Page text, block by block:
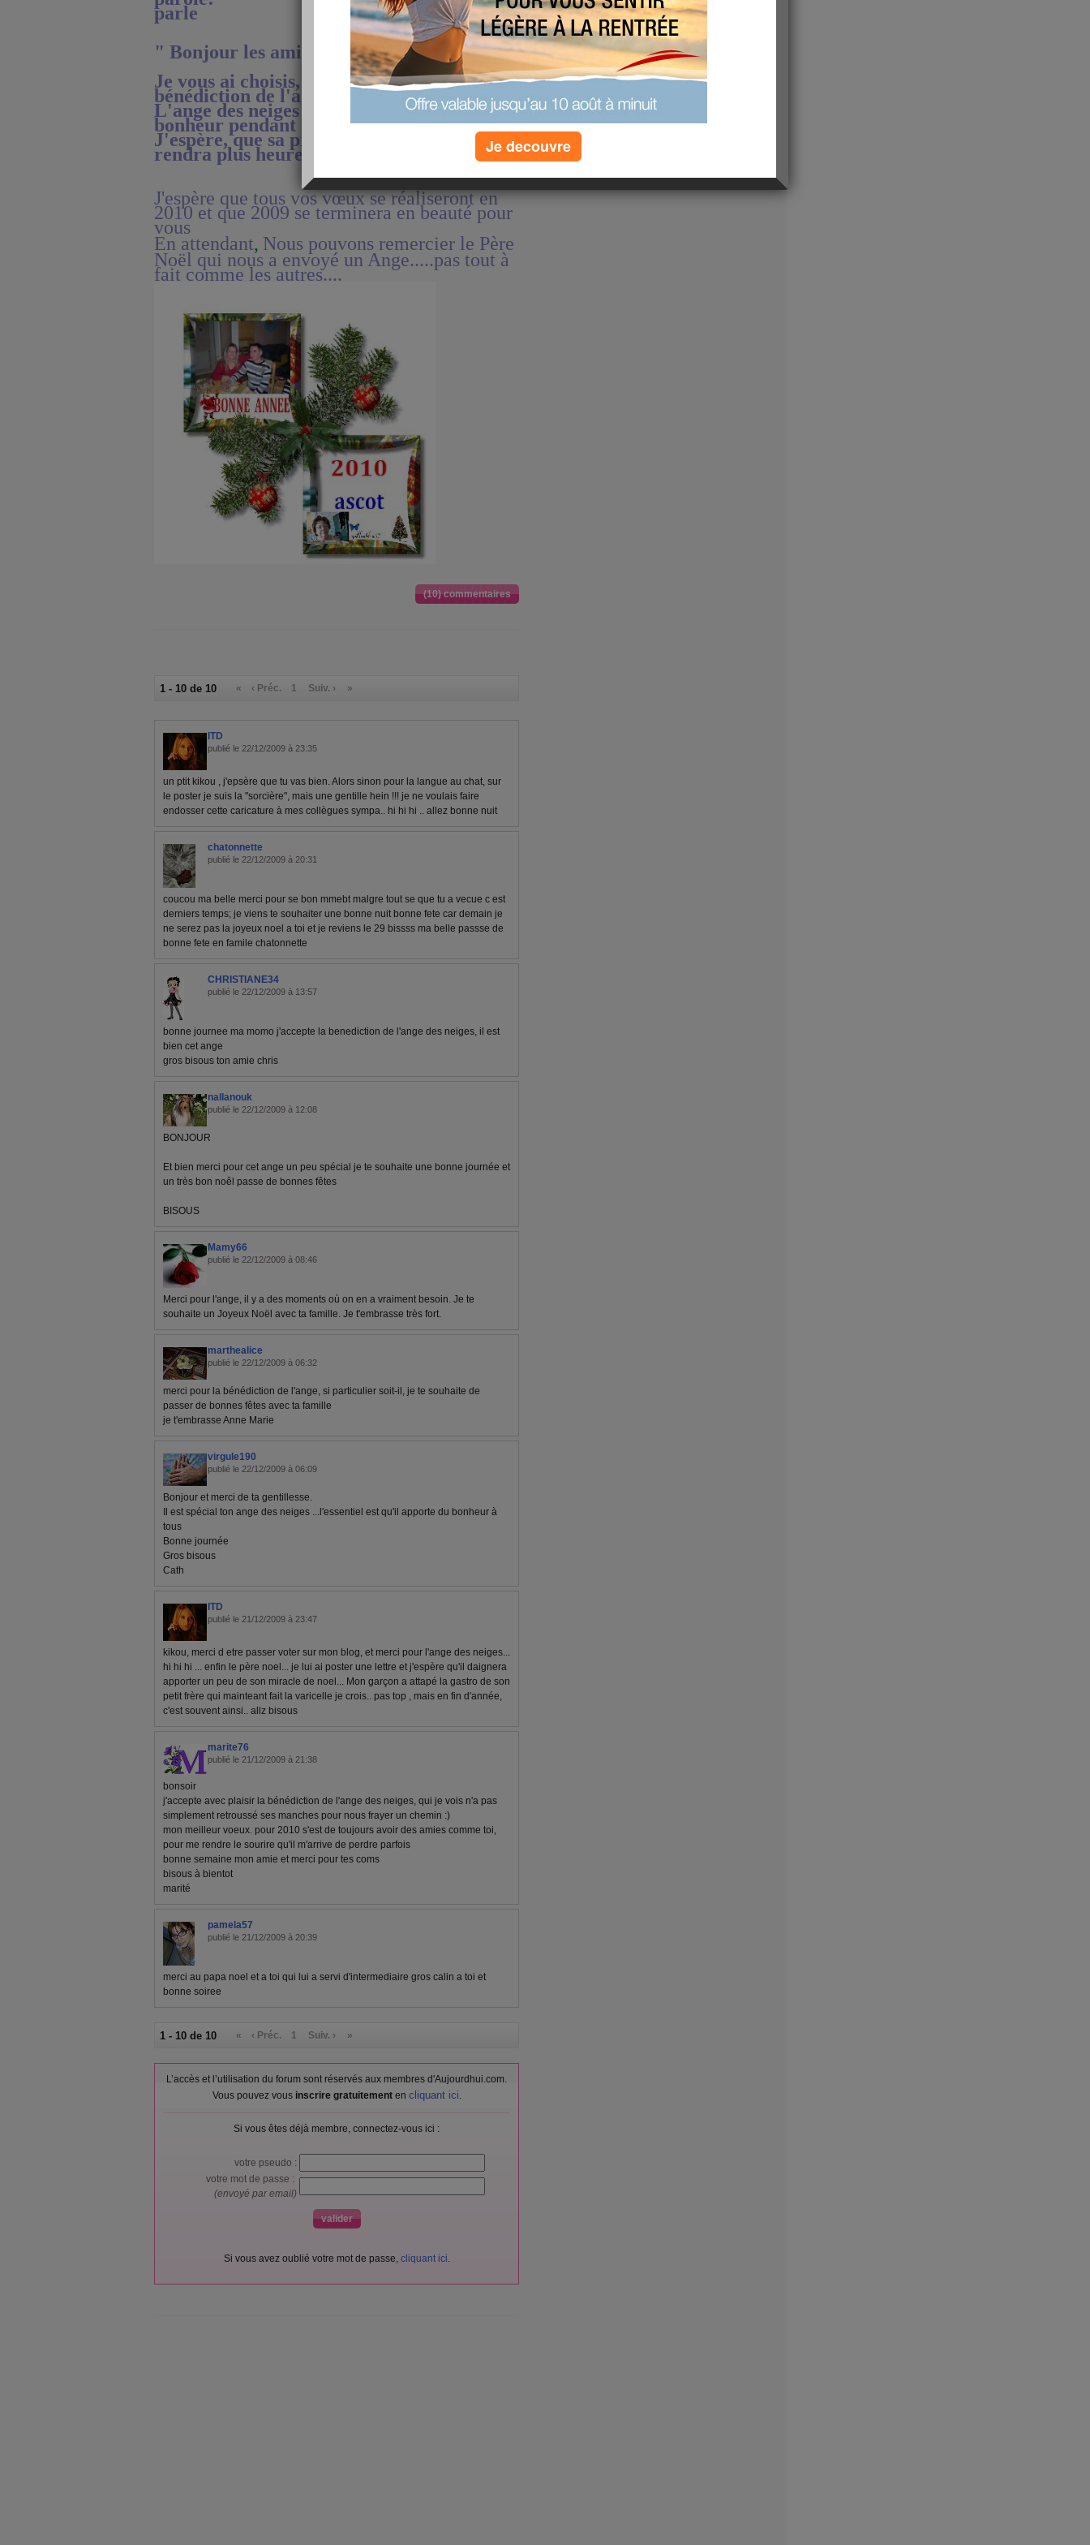
parle
" Bonjour les amis
Je vous ai choisis, pour recevoir la
bénédiction de l'ange des neiges !
L'ange des neiges vous apportera le
bonheur pendant toute une année !
J'espère, que sa présence à vos côtés vous
rendra plus heureux.
J'espère que tous vos vœux se réaliseront en
2010 et que 2009 se terminera en beauté pour
vous
En attendant, Nous pouvons remercier le Père
Noël qui nous a envoyé un Ange.....pas tout à
fait comme les autres....
(10) commentaires
1 - 10 de 10 « ‹ Préc. 1 Suiv. › »
ITD
publié le 22/12/2009 à 23:35
un ptit kikou , j'epsère que tu vas bien. Alors sinon pour la langue au chat, sur
le poster je suis la "sorcière", mais une gentille hein !!! je ne voulais faire
endosser cette caricature à mes collègues sympa.. hi hi hi .. allez bonne nuit
chatonnette
publié le 22/12/2009 à 20:31
coucou ma belle merci pour se bon mmebt malgre tout se que tu a vecue c est
derniers temps; je viens te souhaiter une bonne nuit bonne fete car demain je
ne serez pas la joyeux noel a toi et je reviens le 29 bissss ma belle passse de
bonne fete en famile chatonnette
CHRISTIANE34
publié le 22/12/2009 à 13:57
bonne journee ma momo j'accepte la benediction de l'ange des neiges, il est
bien cet ange
gros bisous ton amie chris
nallanouk
publié le 22/12/2009 à 12:08
BONJOUR
Et bien merci pour cet ange un peu spécial je te souhaite une bonne journée et
un très bon noêl passe de bonnes fêtes
BISOUS
Mamy66
publié le 22/12/2009 à 08:46
Merci pour l'ange, il y a des moments où on en a vraiment besoin. Je te
souhaite un Joyeux Noël avec ta famille. Je t'embrasse très fort.
marthealice
publié le 22/12/2009 à 06:32
merci pour la bénédiction de l'ange, si particulier soit-il, je te souhaite de
passer de bonnes fêtes avec ta famille
je t'embrasse Anne Marie
virgule190
publié le 22/12/2009 à 06:09
Bonjour et merci de ta gentillesse.
Il est spécial ton ange des neiges ...l'essentiel est qu'il apporte du bonheur à
tous
Bonne journée
Gros bisous
Cath
ITD
publié le 21/12/2009 à 23:47
kikou, merci d etre passer voter sur mon blog, et merci pour l'ange des neiges...
hi hi hi ... enfin le père noel... je lui ai poster une lettre et j'espère qu'il daignera
apporter un peu de son miracle de noel... Mon garçon a attapé la gastro de son
petit frère qui mainteant fait la varicelle je crois.. pas top , mais en fin d'année,
c'est souvent ainsi.. allz bisous
marite76
publié le 21/12/2009 à 21:38
bonsoir
j'accepte avec plaisir la bénédiction de l'ange des neiges, qui je vois n'a pas
simplement retroussé ses manches pour nous frayer un chemin :)
mon meilleur voeux. pour 2010 s'est de toujours avoir des amies comme toi,
pour me rendre le sourire qu'il m'arrive de perdre parfois
bonne semaine mon amie et merci pour tes coms
bisous à bientot
marité
pamela57
publié le 21/12/2009 à 20:39
merci au papa noel et a toi qui lui a servi d'intermediaire gros calin a toi et
bonne soiree
1 - 10 de 10 « ‹ Préc. 1 Suiv. › »
L’accès et l’utilisation du forum sont réservés aux membres d'Aujourdhui.com.
Vous pouvez vous inscrire gratuitementen cliquant ici.
Si vous êtes déjà membre, connectez-vous ici :
votre pseudo :
votre mot de passe :
(envoyé par email)
Si vous avez oublié votre mot de passe, cliquant ici.
Je decouvre